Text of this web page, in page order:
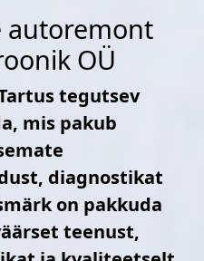
autoremont
OÜ
tegutsev
mis pakub
diagnostikat
on pakkuda
teenust,